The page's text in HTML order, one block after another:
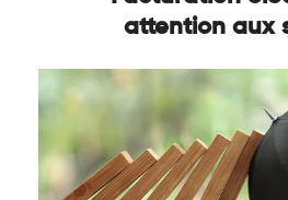
attention aux